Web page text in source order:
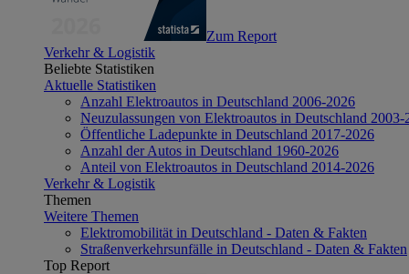
Zum Report
Verkehr & Logistik
Beliebte Statistiken
Aktuelle Statistiken
Anzahl Elektroautos in Deutschland 2006-2026
Neuzulassungen von Elektroautos in Deutschland 2003-
Öffentliche Ladepunkte in Deutschland 2017-2026
Anzahl der Autos in Deutschland 1960-2026
Anteil von Elektroautos in Deutschland 2014-2026
Verkehr & Logistik
Themen
Weitere Themen
Elektromobilität in Deutschland - Daten & Fakten
Straßenverkehrsunfälle in Deutschland - Daten & Fakten
Top Report